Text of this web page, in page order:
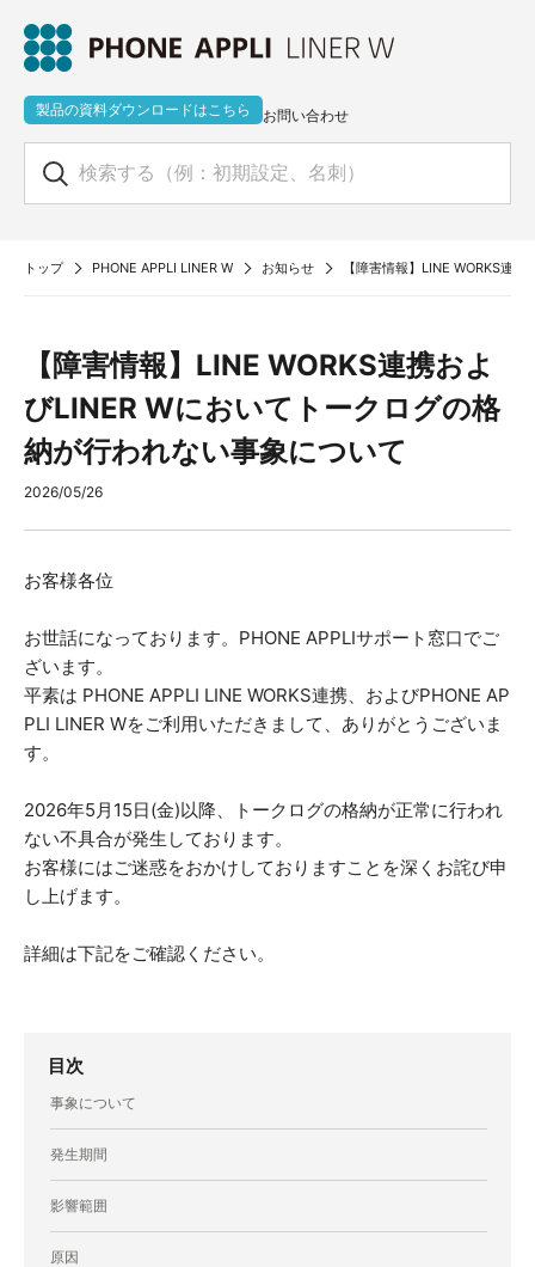
製品の資料ダウンロードはこちら お問い合わせ
トップ PHONE APPLI LINER W お知らせ 【障害情報】LINE WORKS連
【障害情報】LINE WORKS連携およ
びLINER Wにおいてトークログの格
納が行われない事象について
2026/05/26
お客様各位
お世話になっております。PHONE APPLIサポート窓口でご
ざいます。
平素は PHONE APPLI LINE WORKS連携、およびPHONE AP
PLI LINER Wをご利用いただきまして、ありがとうございま
す。
2026年5月15日(金)以降、トークログの格納が正常に行われ
ない不具合が発生しております。
お客様にはご迷惑をおかけしておりますことを深くお詫び申
し上げます。
詳細は下記をご確認ください。
目次
事象について
発生期間
影響範囲
原因